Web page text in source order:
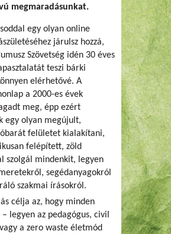
megmaradásunkat.
egy olyan online
járulsz hozzá,
Szövetség idén 30 éves
teszi bárki
elérhetővé. A
a 2000-es évek
meg, épp ezért
egy olyan megújult,
felületet kialakítani,
felépített, zöld
szolgál mindenkit, legyen
segédanyagokról
szakmai írásokról.
célja az, hogy minden
legyen az pedagógus, civil
a zero waste életmód